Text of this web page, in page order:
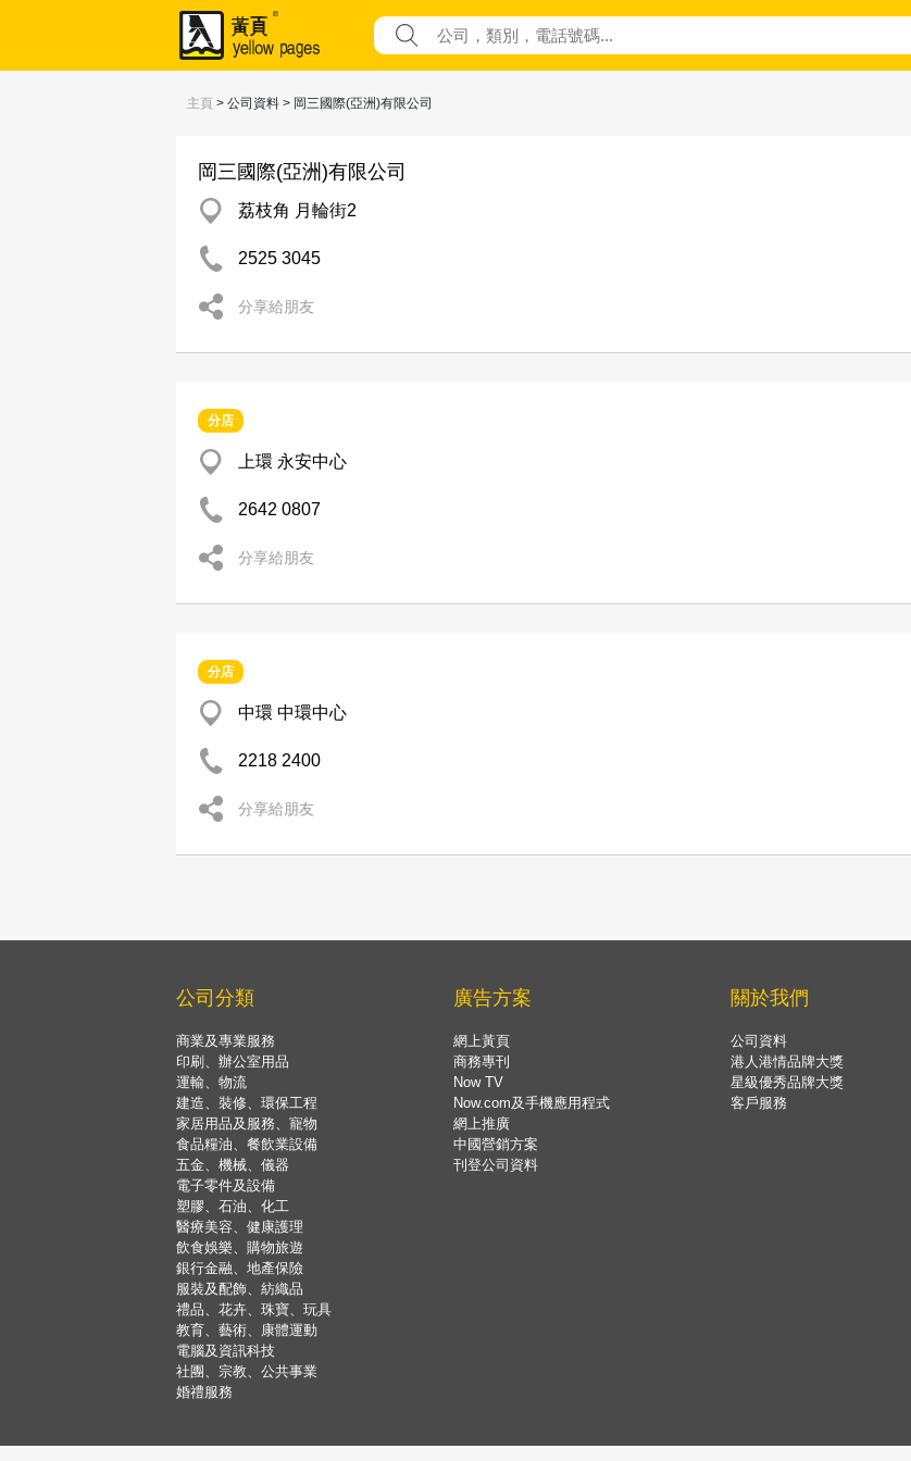
主頁 > 公司資料 > 岡三國際(亞洲)有限公司
岡三國際(亞洲)有限公司
荔枝角 月輪街2
2525 3045
分享給朋友
分店
上環 永安中心
2642 0807
分享給朋友
分店
中環 中環中心
2218 2400
分享給朋友
公司分類
商業及專業服務
印刷、辦公室用品
運輸、物流
建造、裝修、環保工程
家居用品及服務、寵物
食品糧油、餐飲業設備
五金、機械、儀器
電子零件及設備
塑膠、石油、化工
醫療美容、健康護理
飲食娛樂、購物旅遊
銀行金融、地產保險
服裝及配飾、紡織品
禮品、花卉、珠寶、玩具
教育、藝術、康體運動
電腦及資訊科技
社團、宗教、公共事業
婚禮服務
廣告方案
網上黃頁
商務專刊
Now TV
Now.com及手機應用程式
網上推廣
中國營銷方案
刊登公司資料
關於我們
公司資料
港人港情品牌大獎
星級優秀品牌大獎
客戶服務